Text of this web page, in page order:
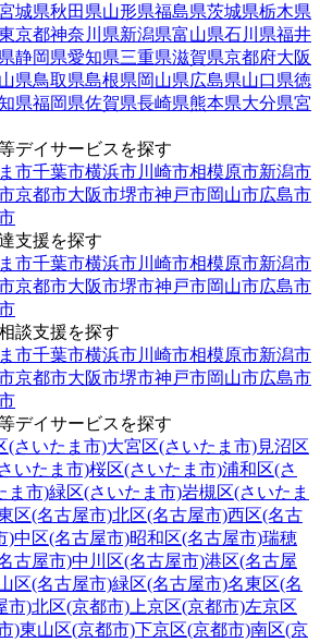
城県秋田県山形県福島県茨城県栃木県
京都神奈川県新潟県富山県石川県福井
静岡県愛知県三重県滋賀県京都府大阪
県鳥取県島根県岡山県広島県山口県徳
県福岡県佐賀県長崎県熊本県大分県宮
デイサービスを探す
市千葉市横浜市川崎市相模原市新潟市
京都市大阪市堺市神戸市岡山市広島市
支援を探す
市千葉市横浜市川崎市相模原市新潟市
京都市大阪市堺市神戸市岡山市広島市
談支援を探す
市千葉市横浜市川崎市相模原市新潟市
京都市大阪市堺市神戸市岡山市広島市
デイサービスを探す
(さいたま市)大宮区(さいたま市)見沼区
いたま市)桜区(さいたま市)浦和区(さ
ま市)緑区(さいたま市)岩槻区(さいたま
区(名古屋市)北区(名古屋市)西区(名古
)中区(名古屋市)昭和区(名古屋市)瑞穂
古屋市)中川区(名古屋市)港区(名古屋
区(名古屋市)緑区(名古屋市)名東区(名
市)北区(京都市) 上京区(京都市)左京区
)東山区(京都市)下京区(京都市)南区(京